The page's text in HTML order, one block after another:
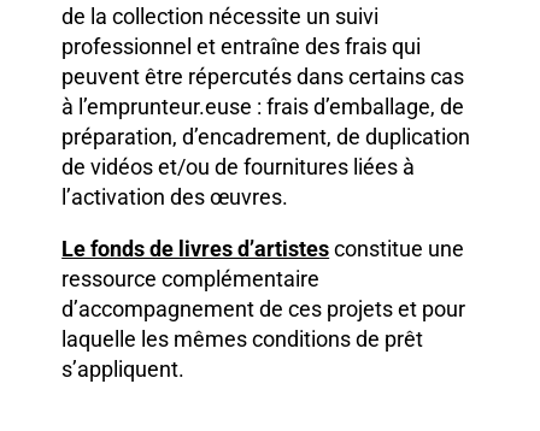
de la collection nécessite un suivi
professionnel et entraîne des frais qui
peuvent être répercutés dans certains cas
à l’emprunteur.euse : frais d’emballage, de
préparation, d’encadrement, de duplication
de vidéos et/ou de fournitures liées à
l’activation des œuvres.
Le fonds de livres d’artistesconstitue une
ressource complémentaire
d’accompagnement de ces projets et pour
laquelle les mêmes conditions de prêt
s’appliquent.